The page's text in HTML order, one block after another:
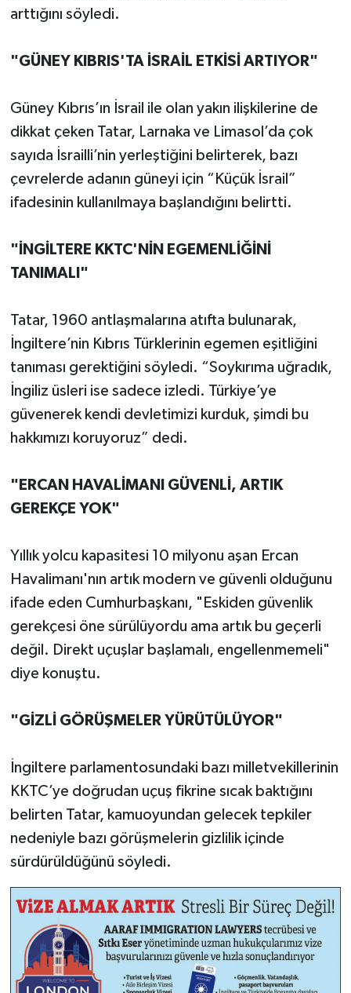
arttığını söyledi.
"GÜNEY KIBRIS'TA İSRAİL ETKİSİ ARTIYOR"
Güney Kıbrıs’ın İsrail ile olan yakın ilişkilerine de
dikkat çeken Tatar, Larnaka ve Limasol’da çok
sayıda İsrailli’nin yerleştiğini belirterek, bazı
çevrelerde adanın güneyi için “Küçük İsrail”
ifadesinin kullanılmaya başlandığını belirtti.
"İNGİLTERE KKTC'NİN EGEMENLİĞİNİ
TANIMALI"
Tatar, 1960 antlaşmalarına atıfta bulunarak,
İngiltere’nin Kıbrıs Türklerinin egemen eşitliğini
tanıması gerektiğini söyledi. “Soykırıma uğradık,
İngiliz üsleri ise sadece izledi. Türkiye’ye
güvenerek kendi devletimizi kurduk, şimdi bu
hakkımızı koruyoruz” dedi.
"ERCAN HAVALİMANI GÜVENLİ, ARTIK
GEREKÇE YOK"
Yıllık yolcu kapasitesi 10 milyonu aşan Ercan
Havalimanı'nın artık modern ve güvenli olduğunu
ifade eden Cumhurbaşkanı, "Eskiden güvenlik
gerekçesi öne sürülüyordu ama artık bu geçerli
değil. Direkt uçuşlar başlamalı, engellenmemeli"
diye konuştu.
"GİZLİ GÖRÜŞMELER YÜRÜTÜLÜYOR"
İngiltere parlamentosundaki bazı milletvekillerinin
KKTC’ye doğrudan uçuş fikrine sıcak baktığını
belirten Tatar, kamuoyundan gelecek tepkiler
nedeniyle bazı görüşmelerin gizlilik içinde
sürdürüldüğünü söyledi.